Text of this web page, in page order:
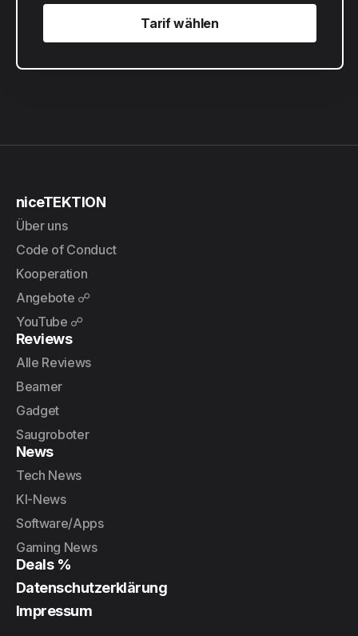
Tarif wählen
Tarif wählen
niceTEKTION
Über uns
Code of Conduct
Kooperation
Angebote ☍
YouTube ☍
Reviews
Alle Reviews
Beamer
Gadget
Saugroboter
News
Tech News
KI-News
Software/Apps
Gaming News
Deals %
Datenschutzerklärung
Impressum